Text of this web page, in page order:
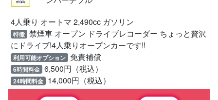
4人乗り オートマ 2,490cc ガソリン
特徴 禁煙車 オープン ドライブレコーダー ちょっと贅沢
にドライブ!4人乗りオープンカーです!!
利用可能オプション 免責補償
6時間料金 6,500円（税込）
24時間料金 14,000円（税込）